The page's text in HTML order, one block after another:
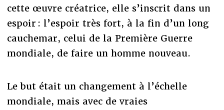
cette œuvre créatrice, elle s’inscrit dans un
espoir : l’espoir très fort, à la fin d’un long
cauchemar, celui de la Première Guerre
mondiale, de faire un homme nouveau.
Le but était un changement à l’échelle
mondiale, mais avec de vraies